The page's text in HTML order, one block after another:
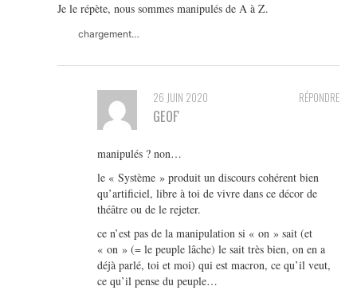
Je le répète, nous sommes manipulés de A à Z.
chargement…
RÉPONDRE
26 JUIN 2020
GEOF'
manipulés ? non…
le « Système » produit un discours cohérent bien
qu’artificiel, libre à toi de vivre dans ce décor de
théâtre ou de le rejeter.
ce n’est pas de la manipulation si « on » sait (et
« on » (= le peuple lâche) le sait très bien, on en a
déjà parlé, toi et moi) qui est macron, ce qu’il veut,
ce qu’il pense du peuple…